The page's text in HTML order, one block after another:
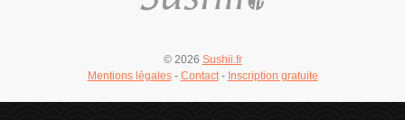
© 2026 Sushii.fr
Mentions légales- Contact- Inscription gratuite